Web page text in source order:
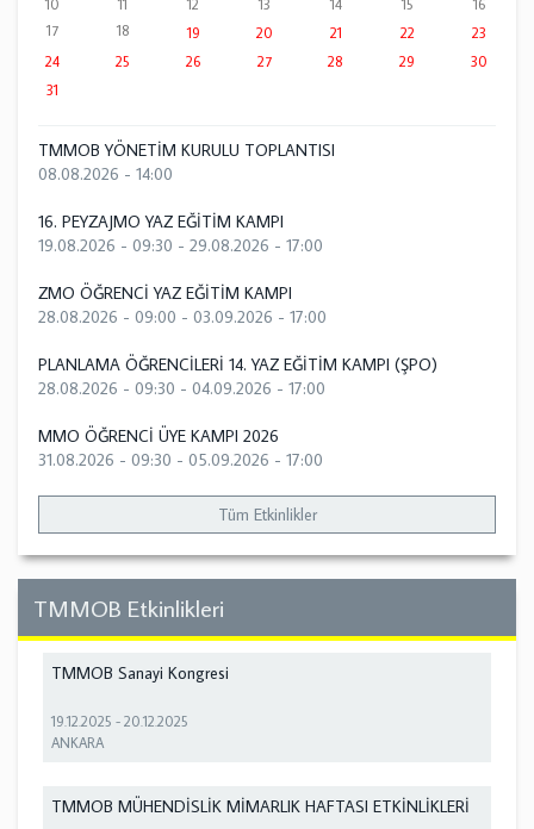
10
11 12 13 14 15
16
17
18 19 20 21 22
23
24
25 26 27 28 29
30
31
TMMOB YÖNETİM KURULU TOPLANTISI
08.08.2026 - 14:00
16. PEYZAJMO YAZ EĞİTİM KAMPI
19.08.2026 - 09:30 - 29.08.2026 - 17:00
ZMO ÖĞRENCİ YAZ EĞİTİM KAMPI
28.08.2026 - 09:00 - 03.09.2026 - 17:00
PLANLAMA ÖĞRENCİLERİ 14. YAZ EĞİTİM KAMPI (ŞPO)
28.08.2026 - 09:30 - 04.09.2026 - 17:00
MMO ÖĞRENCİ ÜYE KAMPI 2026
31.08.2026 - 09:30 - 05.09.2026 - 17:00
Tüm Etkinlikler
TMMOB Etkinlikleri
TMMOB Sanayi Kongresi
19.12.2025 -20.12.2025
ANKARA
TMMOB MÜHENDİSLİK MİMARLIK HAFTASI ETKİNLİKLERİ